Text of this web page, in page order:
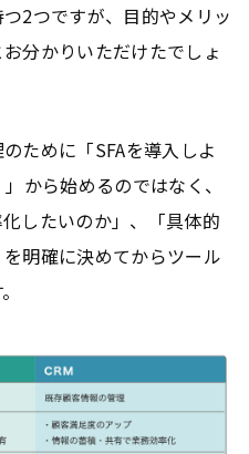
2つですが、目的やメリッ
分かりいただけたでしょ
ために「SFAを導入しよ
から始めるのではなく、
したいのか」、「具体的
明確に決めてからツール